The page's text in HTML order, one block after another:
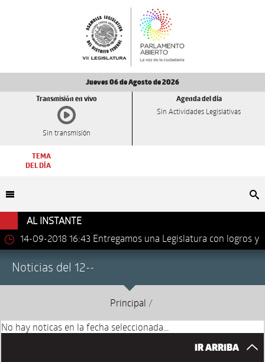
Jueves 06 de Agosto de 2026
Transmisión en vivo
Sin transmisión
Agenda del día
Sin Actividades Legislativas
TEMA
DEL DÍA
AL INSTANTE
14-09-2018 16:43 Entregamos una Legislatura con logros y
Noticias del 12--
Principal /
No hay noticas en la fecha seleccionada...
IR ARRIBA